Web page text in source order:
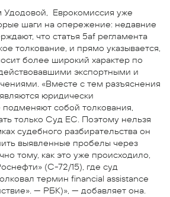
Удодовой, Еврокомиссия уже
шаги на опережение: недавние
что статья 5af регламента
толкование, и прямо указывается,
более широкий характер по
экспортными и
«Вместе с тем разъяснения
юридически
собой толкования,
только Суд ЕС. Поэтому нельзя
судебного разбирательства он
выявленные пробелы через
тому, как это уже происходило,
(C-72/15), где суд
термин financial assistance
— РБК)», — добавляет она.